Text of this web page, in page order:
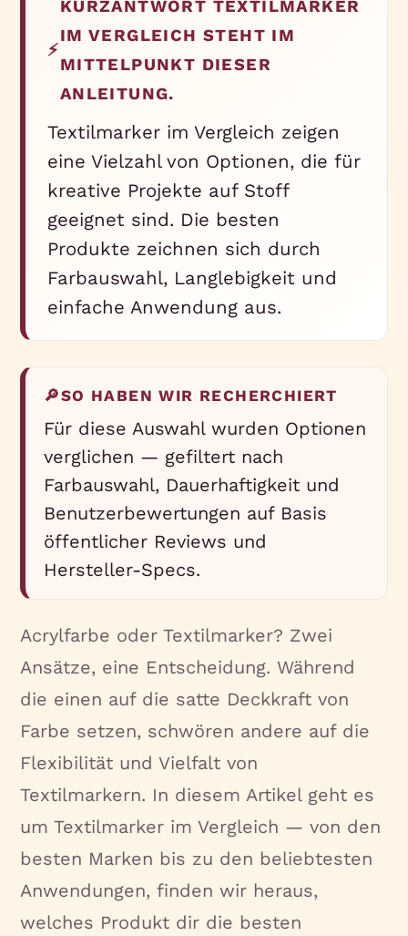
⚡
KURZANTWORT TEXTILMARKER
IM VERGLEICH STEHT IM
MITTELPUNKT DIESER
ANLEITUNG.
Textilmarker im Vergleich zeigen
eine Vielzahl von Optionen, die für
kreative Projekte auf Stoff
geeignet sind. Die besten
Produkte zeichnen sich durch
Farbauswahl, Langlebigkeit und
einfache Anwendung aus.
🔎SO HABEN WIR RECHERCHIERT
Für diese Auswahl wurden Optionen
verglichen — gefiltert nach
Farbauswahl, Dauerhaftigkeit und
Benutzerbewertungen auf Basis
öffentlicher Reviews und
Hersteller-Specs.
Acrylfarbe oder Textilmarker? Zwei
Ansätze, eine Entscheidung. Während
die einen auf die satte Deckkraft von
Farbe setzen, schwören andere auf die
Flexibilität und Vielfalt von
Textilmarkern. In diesem Artikel geht es
um Textilmarker im Vergleich — von den
besten Marken bis zu den beliebtesten
Anwendungen, finden wir heraus,
welches Produkt dir die besten